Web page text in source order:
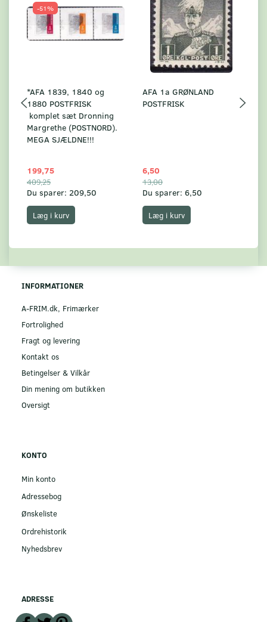
-51%
*AFA 1839, 1840 og
1880 POSTFRISK
komplet sæt Dronning
Margrethe (POSTNORD).
MEGA SJÆLDNE!!!
199,75
409,25
Du sparer: 209,50
Læg i kurv
AFA 1a GRØNLAND
POSTFRISK
6,50
13,00
Du sparer: 6,50
Læg i kurv
INFORMATIONER
A-FRIM.dk, Frimærker
Fortrolighed
Fragt og levering
Kontakt os
Betingelser & Vilkår
Din mening om butikken
Oversigt
KONTO
Min konto
Adressebog
Ønskeliste
Ordrehistorik
Nyhedsbrev
ADRESSE